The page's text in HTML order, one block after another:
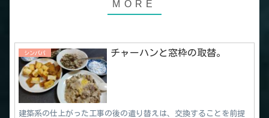
シンパパ チャーハンと窓枠の取替。
建築系の仕上がった工事の後の遣り替えは、交換することを前提